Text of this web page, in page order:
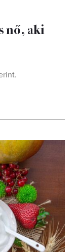
nő, aki